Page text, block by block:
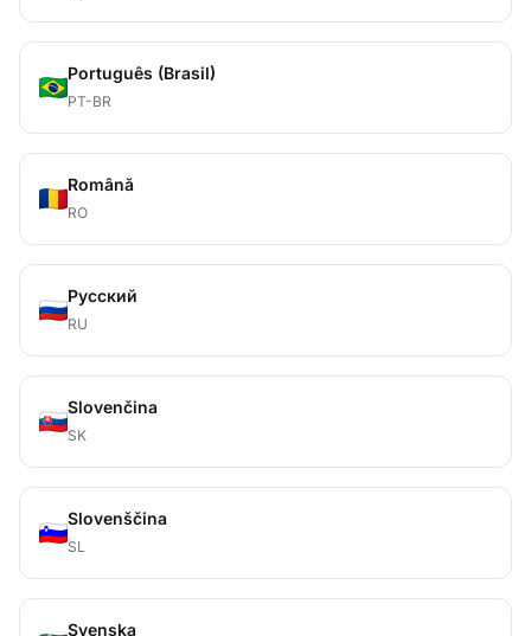
Português (Brasil)
PT-BR
Română
RO
Русский
RU
Slovenčina
SK
Slovenščina
SL
Svenska